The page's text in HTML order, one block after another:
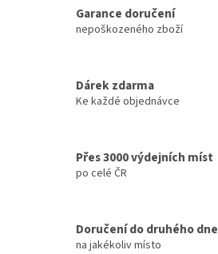
Garance doručení
nepoškozeného zboží
Dárek zdarma
Ke každé objednávce
Přes 3000 výdejních míst
po celé ČR
Doručení do druhého dne
na jakékoliv místo